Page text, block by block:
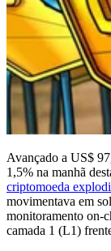
Avançado a US$
1,5% na manhã
criptomoeda
movimentava em
monitoramento on-
camada 1 (L1)